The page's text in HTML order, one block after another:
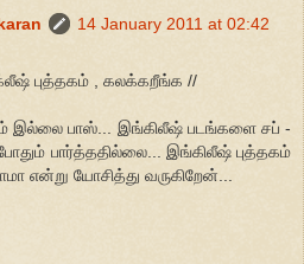
14 January 2011 at 02:42
புத்தகம் , கலக்கறீங்க //
இல்லை பாஸ்... இங்கிலீஷ் படங்களை சப் -
பார்த்ததில்லை... இங்கிலீஷ் புத்தகம்
என்று யோசித்து வருகிறேன்...